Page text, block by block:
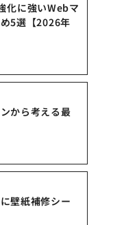
化に強いWebマ
5選【2026年
から考える最
壁紙補修シー